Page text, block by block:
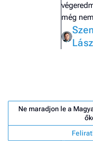
még
Ne maradjon le a